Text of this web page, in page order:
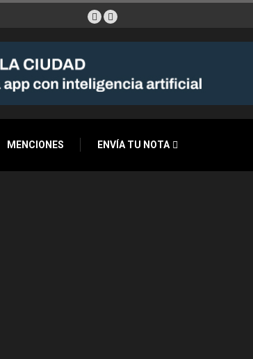
MENCIONES ENVÍA TU NOTA